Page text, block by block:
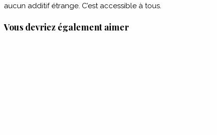
aucun additif étrange. C’est accessible à tous.
Vous devriez également aimer